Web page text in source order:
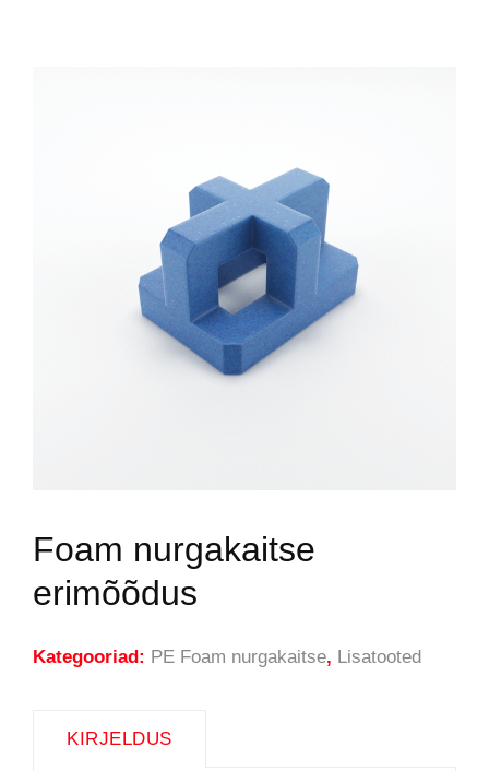
Foam nurgakaitse
erimõõdus
Kategooriad: PE Foam nurgakaitse, Lisatooted
KIRJELDUS